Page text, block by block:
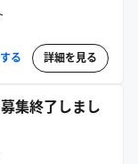
る 詳細を見る
集終了しまし